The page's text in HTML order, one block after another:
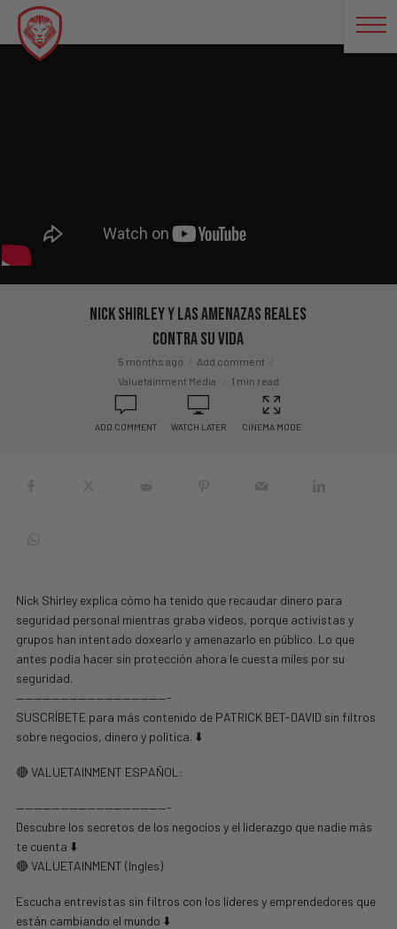
Nick Shirley Y Las Amenazas Reales
Contra Su Vida
5 months ago
Add comment
Valuetainment Media
1 min read
ADD COMMENT WATCH LATER CINEMA MODE
Nick Shirley explica cómo ha tenido que recaudar dinero para
seguridad personal mientras graba videos, porque activistas y
grupos han intentado doxearlo y amenazarlo en público. Lo que
antes podía hacer sin protección ahora le cuesta miles por su
seguridad.
—————————————————-
SUSCRÍBETE para más contenido de PATRICK BET-DAVID sin filtros
sobre negocios, dinero y política. ⬇️
🔴 VALUETAINMENT ESPAÑOL:
—————————————————-
Descubre los secretos de los negocios y el liderazgo que nadie más
te cuenta ⬇️
🔴 VALUETAINMENT (Ingles)
Escucha entrevistas sin filtros con los líderes y emprendedores que
están cambiando el mundo ⬇️